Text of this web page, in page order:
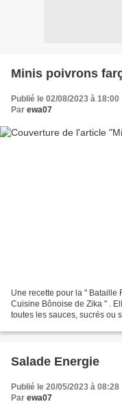
Minis poivrons
Publié le 02/08/2023 à 18:00
Par ewa07
Une recette pour la " Bataille
Cuisine Bônoise de Zika " .
toutes les sauces, sucrés ou
Salade Energie
Publié le 20/05/2023 à 08:28
Par ewa07